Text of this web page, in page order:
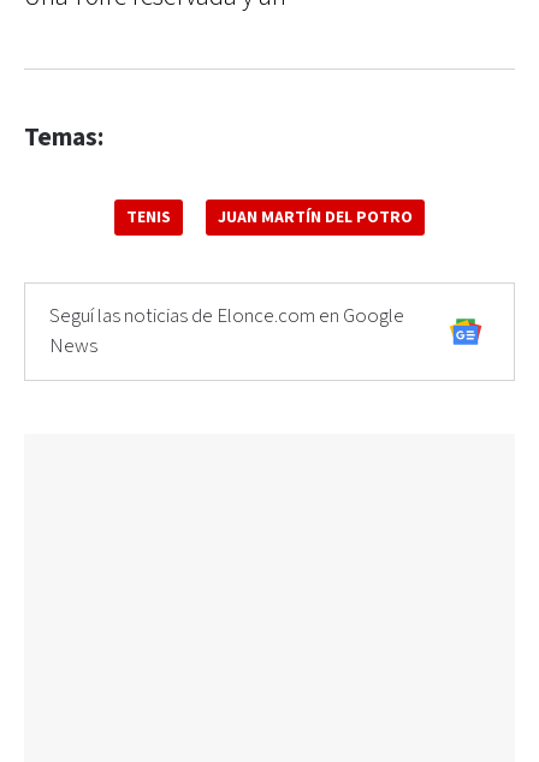
Temas:
TENIS JUAN MARTÍN DEL POTRO
Seguí las noticias de Elonce.com en Google
News